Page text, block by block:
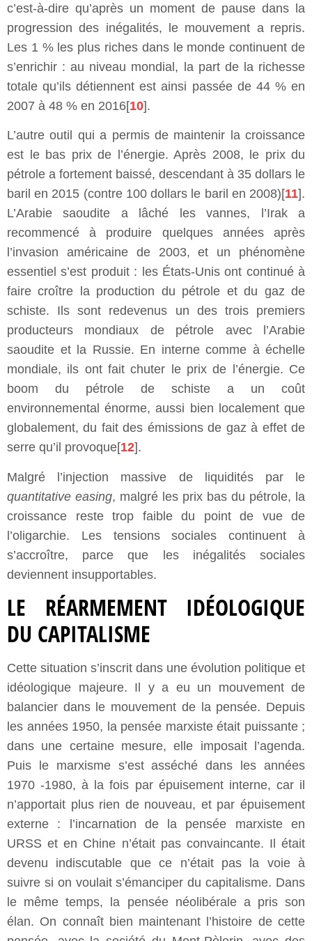
c’est-à-dire qu’après un moment de pause dans la
progression des inégalités, le mouvement a repris.
Les 1 % les plus riches dans le monde continuent de
s’enrichir : au niveau mondial, la part de la richesse
totale qu’ils détiennent est ainsi passée de 44 % en
2007 à 48 % en 2016[10].
L’autre outil qui a permis de maintenir la croissance
est le bas prix de l’énergie. Après 2008, le prix du
pétrole a fortement baissé, descendant à 35 dollars le
baril en 2015 (contre 100 dollars le baril en 2008)[11].
L’Arabie saoudite a lâché les vannes, l’Irak a
recommencé à produire quelques années après
l’invasion américaine de 2003, et un phénomène
essentiel s’est produit : les États-Unis ont continué à
faire croître la production du pétrole et du gaz de
schiste. Ils sont redevenus un des trois premiers
producteurs mondiaux de pétrole avec l’Arabie
saoudite et la Russie. En interne comme à échelle
mondiale, ils ont fait chuter le prix de l’énergie. Ce
boom du pétrole de schiste a un coût
environnemental énorme, aussi bien localement que
globalement, du fait des émissions de gaz à effet de
serre qu’il provoque[12].
Malgré l’injection massive de liquidités par le
quantitative easing, malgré les prix bas du pétrole, la
croissance reste trop faible du point de vue de
l’oligarchie. Les tensions sociales continuent à
s’accroître, parce que les inégalités sociales
deviennent insupportables.
LE RÉARMEMENT IDÉOLOGIQUE
DU CAPITALISME
Cette situation s’inscrit dans une évolution politique et
idéologique majeure. Il y a eu un mouvement de
balancier dans le mouvement de la pensée. Depuis
les années 1950, la pensée marxiste était puissante ;
dans une certaine mesure, elle imposait l’agenda.
Puis le marxisme s’est asséché dans les années
1970 -1980, à la fois par épuisement interne, car il
n’apportait plus rien de nouveau, et par épuisement
externe : l’incarnation de la pensée marxiste en
URSS et en Chine n’était pas convaincante. Il était
devenu indiscutable que ce n’était pas la voie à
suivre si on voulait s’émanciper du capitalisme. Dans
le même temps, la pensée néolibérale a pris son
élan. On connaît bien maintenant l’histoire de cette